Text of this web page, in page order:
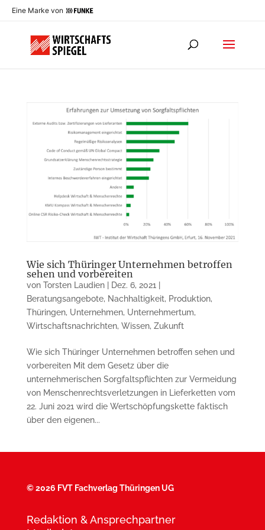
Eine Marke von
Wie sich Thüringer Unternehmen betroffen
sehen und vorbereiten
von Torsten Laudien| Dez. 6, 2021
Beratungsangebote, Nachhaltigkeit, Produktion,
Thüringen, Unternehmen, Unternehmertum,
Wirtschaftsnachrichten, Wissen, Zukunft
Wie sich Thüringer Unternehmen betroffen sehen und
vorbereiten Mit dem Gesetz über die
unternehmerischen Sorgfaltspflichten zur Vermeidung
von Menschenrechtsverletzungen in Lieferketten vom
22. Juni 2021 wird die Wertschöpfungskette faktisch
über den eigenen...
©2026 FVT Fachverlag Thüringen UG
Redaktion & Ansprechpartner